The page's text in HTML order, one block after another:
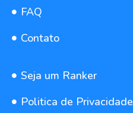
FAQ
Contato
Seja um Ranker
Politica de Privacidade